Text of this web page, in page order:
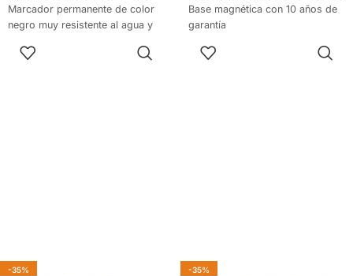
Marcador permanente de color
negro muy resistente al agua y
superficies.
Base magnética con 10 años de
garantía
sólido que proporciona
-35% -35%